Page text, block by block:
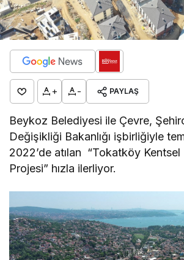
+ - PAYLAŞ
Beykoz Belediyesi ile Çevre,
Değişikliği Bakanlığı işbirliğiyle
2022’de atılan “Tokatköy
Projesi” hızla ilerliyor.